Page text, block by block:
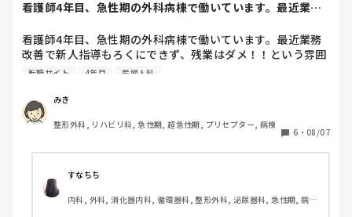
③所属長の起伏が激しくたまに苦手
どこの病院、施設にもいわゆる御局様はいると思いますが、
勤務が被ると胃が痛くなります。その他の先輩方は皆さん優
しくてとても良い関係の職場なので少し悩み所です。
が、転職したい場合はどのような理由を伝えれば快く辞める
ことが出来るでしょうか。
同じ状況になった事がある方などいらっしゃいましたらぜひ
看護師4年目、急性期の外科病棟で働いています。最近業務
看護師4年目、急性期の外科病棟で働いています。最近業務
改善で新人指導もろくにできず、残業はダメ！！という雰囲
気になっています。もともと産婦人科の疾患を学びたく転職
職しましたか？
転職サイト 4年目 産婦人科
みき
整形外科, リハビリ科, 急性期, 超急性期, プリセプター, 病棟
6 ・ 08/07
すなちち
内科, 外科, 消化器内科, 循環器科, 整形外科, 泌尿器科, 急性期, 病